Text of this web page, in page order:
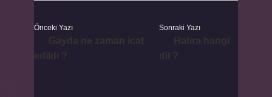
Önceki Yazı Sonraki Yazı